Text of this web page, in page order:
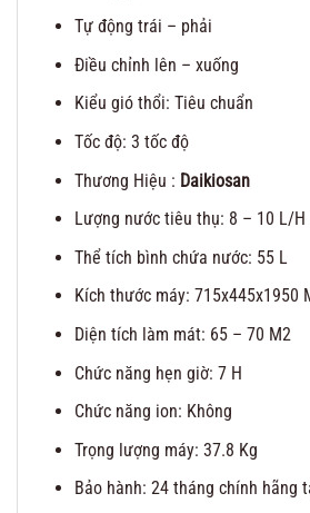
Tự động trái – phải
Điều chỉnh lên – xuống
Kiểu gió thổi: Tiêu chuẩn
Tốc độ: 3 tốc độ
Thương Hiệu : Daikiosan
Lượng nước tiêu thụ: 8 – 10 L/H
Thể tích bình chứa nước: 55 L
Kích thước máy: 715x445x1950
Diện tích làm mát: 65 – 70 M2
Chức năng hẹn giờ: 7 H
Chức năng ion: Không
Trọng lượng máy: 37.8 Kg
Bảo hành: 24 tháng chính hãng